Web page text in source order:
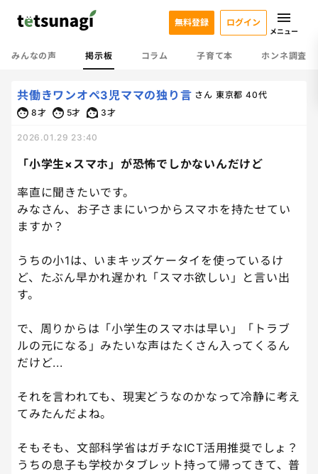
みんなの声 掲示板 コラム 子育て本 ホンネ調査
無料登録 ログイン
メニュー
「小学生×スマホ」が恐怖でしかないんだけど
共働きワンオペ3児ママの独り言 さん 東京都 40代
8才
5才 3才
2026.01.29 23:40
率直に聞きたいです。
みなさん、お子さまにいつからスマホを持たせてい
ますか？
うちの小1は、いまキッズケータイを使っているけ
ど、たぶん早かれ遅かれ「スマホ欲しい」と言い出
す。
で、周りからは「小学生のスマホは早い」「トラブ
ルの元になる」みたいな声はたくさん入ってくるん
だけど...
それを言われても、現実どうなのかなって冷静に考え
てみたんだよね。
そもそも、文部科学省はガチなICT活用推奨でしょ？
うちの息子も学校かタブレット持って帰ってきて、普